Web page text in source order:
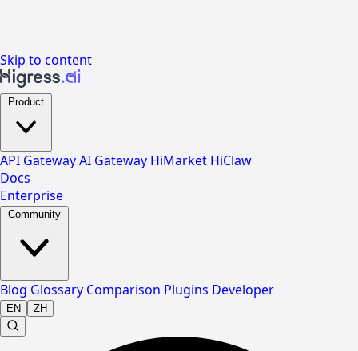
Skip to content
API GatewayAI Gateway HiMarket HiClaw
Docs
Enterprise
Blog Glossary Comparison Plugins Developer
EN ZH